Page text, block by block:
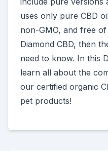
uses only pure CBD
non-GMO, and free
Diamond CBD, then
need to know. In this
learn all about the
our certified organic
pet products!